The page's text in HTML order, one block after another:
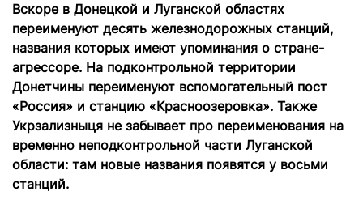
Вскоре в Донецкой и Луганской областях
переименуют десять железнодорожных станций,
названия которых имеют упоминания о стране-
агрессоре. На подконтрольной территории
Донетчины переименуют вспомогательный пост
«Россия» и станцию «Красноозеровка». Также
Укрзализныця не забывает про переименования на
временно неподконтрольной части Луганской
области: там новые названия появятся у восьми
станций.